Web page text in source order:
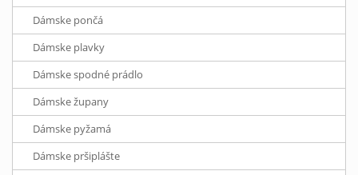
Dámske pončá
Dámske plavky
Dámske spodné prádlo
Dámske župany
Dámske pyžamá
Dámske pršiplášte